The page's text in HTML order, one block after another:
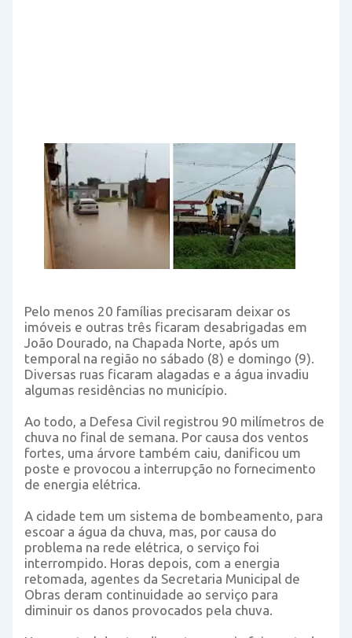
Pelo menos 20 famílias precisaram deixar os
imóveis e outras três ficaram desabrigadas em
João Dourado, na Chapada Norte, após um
temporal na região no sábado (8) e domingo (9).
Diversas ruas ficaram alagadas e a água invadiu
algumas residências no município.
Ao todo, a Defesa Civil registrou 90 milímetros de
chuva no final de semana. Por causa dos ventos
fortes, uma árvore também caiu, danificou um
poste e provocou a interrupção no fornecimento
de energia elétrica.
A cidade tem um sistema de bombeamento, para
escoar a água da chuva, mas, por causa do
problema na rede elétrica, o serviço foi
interrompido. Horas depois, com a energia
retomada, agentes da Secretaria Municipal de
Obras deram continuidade ao serviço para
diminuir os danos provocados pela chuva.